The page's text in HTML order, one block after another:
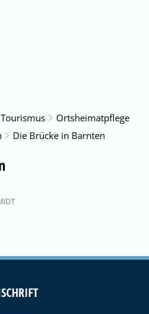
Ortsheimatpflege
Die Brücke in Barnten